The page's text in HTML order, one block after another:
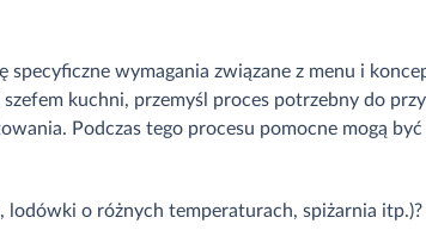
wymagania związane z menu i
kuchni, przemyśl proces potrzebny do
Podczas tego procesu pomocne mogą
lodówki o różnych temperaturach, spiżarnia itp.)?